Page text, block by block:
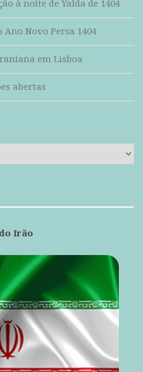
à noite de Yalda de 1404
Novo Persa 1404
em Lisboa
abertas
Irão